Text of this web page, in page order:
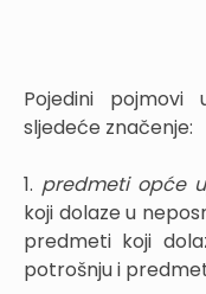
Pojedini pojmovi
sljedeće značenje:
1. predmeti opće
koji dolaze u
predmeti koji
potrošnju i